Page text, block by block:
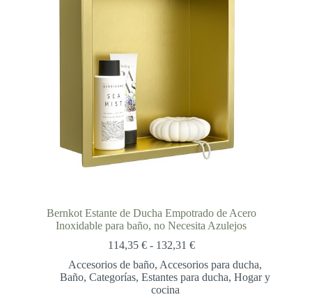
Bernkot Estante de Ducha Empotrado de Acero
Inoxidable para baño, no Necesita Azulejos
114,35 € - 132,31 €Rango
precios:
desde
Accesorios de baño, Accesorios para ducha,
Baño,Categorías,Estantes para ducha,Hogar y
cocina